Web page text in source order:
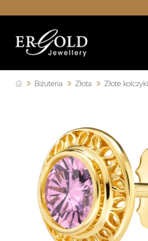
Biżuteria Złota Złote kolczyki